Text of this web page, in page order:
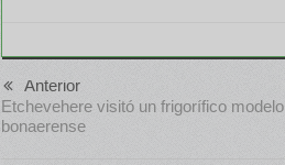
Anterior
Etchevehere visitó un frigorífico modelo
bonaerense